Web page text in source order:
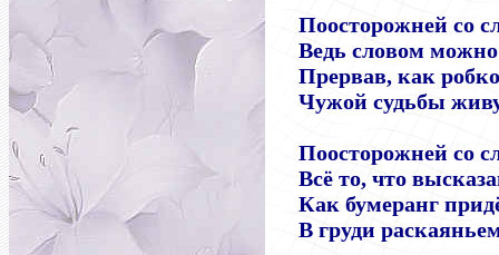
Поосторожней со
Ведь словом
Прервав, как
Чужой судьбы
Поосторожней со
Всё то, что
Как бумеранг
В груди